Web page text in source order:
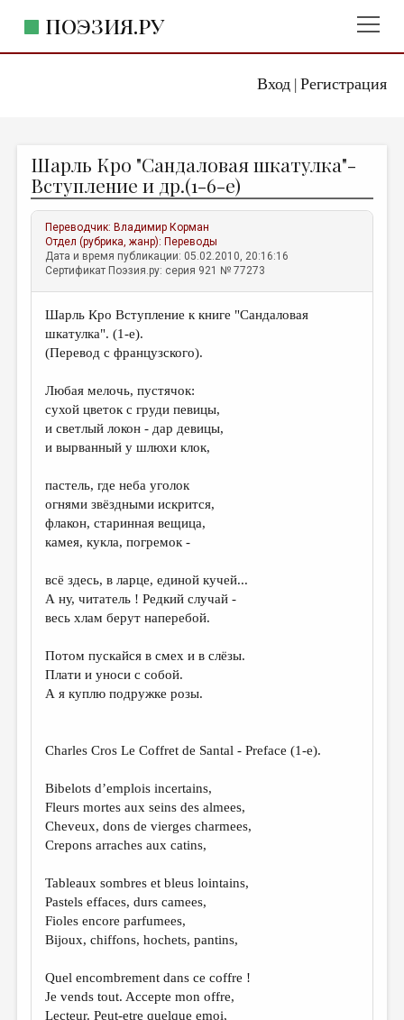
Вход| Регистрация
ПОЭЗИЯ.РУ
ЖАНРЫ
АВТОРЫ
КОММЕНТАРИИ
ЛИТСАЛОН
ПРАВИЛА САЙТА
ИЗБРАННОЕ
ДАЙДЖЕСТ
ПЕРЕВОДЫ
КОНКУРСЫ
КНИЖНАЯ ПОЛКА
ОБЗОР ЛИТЕРАТУРЫ
СТРАНИЦЫ ПАМЯТИ
ОБЪЯВЛЕНИЯ
РЕДКОЛЛЕГИЯ
ОТ РЕДАКЦИИ
МАЛАЯ ПРОЗА
ЭССЕИСТИКА
ЛИТЕРАТУРОВЕДЕНИЕ
КУЛЬТУРОВЕДЕНИЕ
ПУБЛИЦИСТИКА
РЕЦЕНЗИРОВАНИЕ
ЦИКЛЫ ПУБЛИКАЦИЙ
Шарль Кро "Сандаловая шкатулка"-
Вступление и др.(1-6-e)
Переводчик: Владимир Корман
Отдел (рубрика, жанр): Переводы
Дата и время публикации: 05.02.2010, 20:16:16
Сертификат Поэзия.ру: серия 921 № 77273
Шарль Кро Вступление к книге "Сандаловая
шкатулка". (1-e).
(Перевод с французского).
Любая мелочь, пустячок:
сухой цветок с груди певицы,
и светлый локон - дар девицы,
и вырванный у шлюхи клок,
пастель, где неба уголок
огнями звёздными искрится,
флакон, старинная вещица,
камея, кукла, погремок -
всё здесь, в ларце, единой кучей...
А ну, читатель ! Редкий случай -
весь хлам берут наперебой.
Потом пускайся в смех и в слёзы.
Плати и уноси с собой.
А я куплю подружке розы.
Charles Cros Le Coffret de Santal - Preface (1-e).
Bibelots d’emplois incertains,
Fleurs mortes aux seins des almees,
Cheveux, dons de vierges charmees,
Crepons arraches aux catins,
Tableaux sombres et bleus lointains,
Pastels effaces, durs camees,
Fioles encore parfumees,
Bijoux, chiffons, hochets, pantins,
Quel encombrement dans ce coffre !
Je vends tout. Accepte mon offre,
Lecteur. Peut-etre quelque emoi,